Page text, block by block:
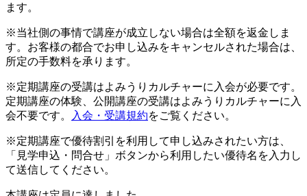
ます。
※当社側の事情で講座が成立しない場合は全額を返金しま
す。お客様の都合でお申し込みをキャンセルされた場合は、
所定の手数料を承ります。
※定期講座の受講はよみうりカルチャーに入会が必要です。
定期講座の体験、公開講座の受講はよみうりカルチャーに入
会不要です。
入会・受講規約をご覧ください。
※定期講座で優待割引を利用して申し込みされたい方は、
「見学申込・問合せ」ボタンから利用したい優待名を入力し
て送信してください。